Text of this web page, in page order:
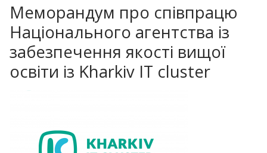
Меморандум про співпрацю
Національного агентства із
забезпечення якості вищої
освіти із Kharkiv IT cluster